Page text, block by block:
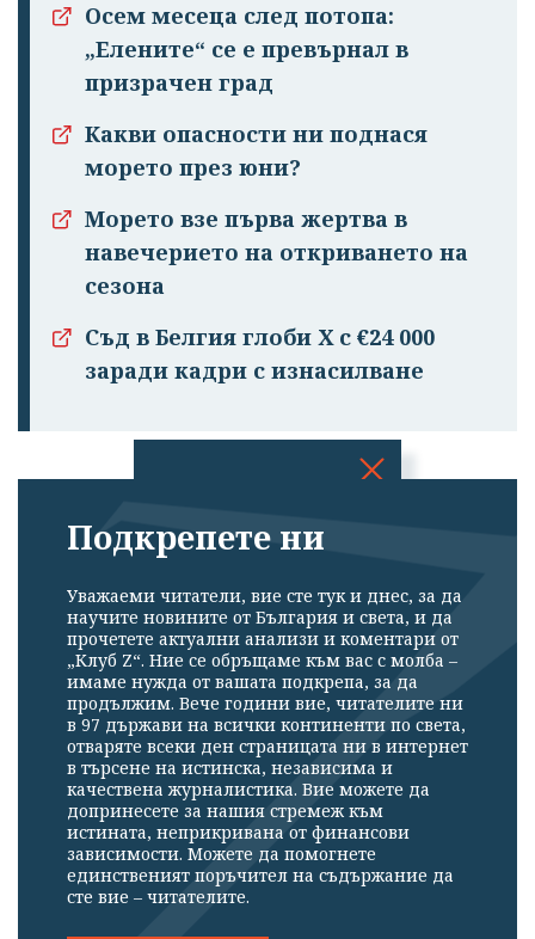
излязохте от
Осем месеца след потопа:
„Елените“ се е превърнал в
призрачен град
Какви опасности ни поднася
морето през юни?
Морето взе първа жертва в
навечерието на откриването на
сезона
Съд в Белгия глоби Х с €24 000
заради кадри с изнасилване
Подкрепете ни
Уважаеми читатели, вие сте тук и днес, за да
научите новините от България и света, и да
прочетете актуални анализи и коментари от
„Клуб Z“. Ние се обръщаме към вас с молба –
имаме нужда от вашата подкрепа, за да
продължим. Вече години вие, читателите ни
в 97 държави на всички континенти по света,
отваряте всеки ден страницата ни в интернет
в търсене на истинска, независима и
качествена журналистика. Вие можете да
допринесете за нашия стремеж към
истината, неприкривана от финансови
зависимости. Можете да помогнете
единственият поръчител на съдържание да
сте вие – читателите.